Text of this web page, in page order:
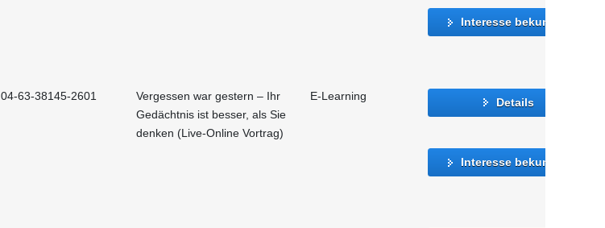
Interesse bekunden
04-63-38145-2601
Vergessen war gestern – Ihr
Gedächtnis ist besser, als Sie
denken (Live-Online Vortrag)
E-Learning Details
Interesse bekunden